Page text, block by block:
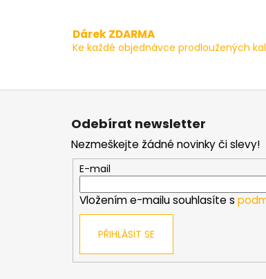
Dárek ZDARMA
Ke každé objednávce prodloužených
Odebírat newsletter
Nezmeškejte žádné novinky či slevy!
E-mail
Vložením e-mailu souhlasíte s
PŘIHLÁSIT SE